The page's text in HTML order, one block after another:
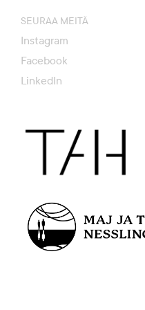
SEURAA MEITÄ
Instagram
Facebook
LinkedIn